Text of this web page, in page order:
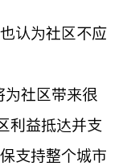
认为社区不应
为社区带来很
利益抵达并支
支持整个城市